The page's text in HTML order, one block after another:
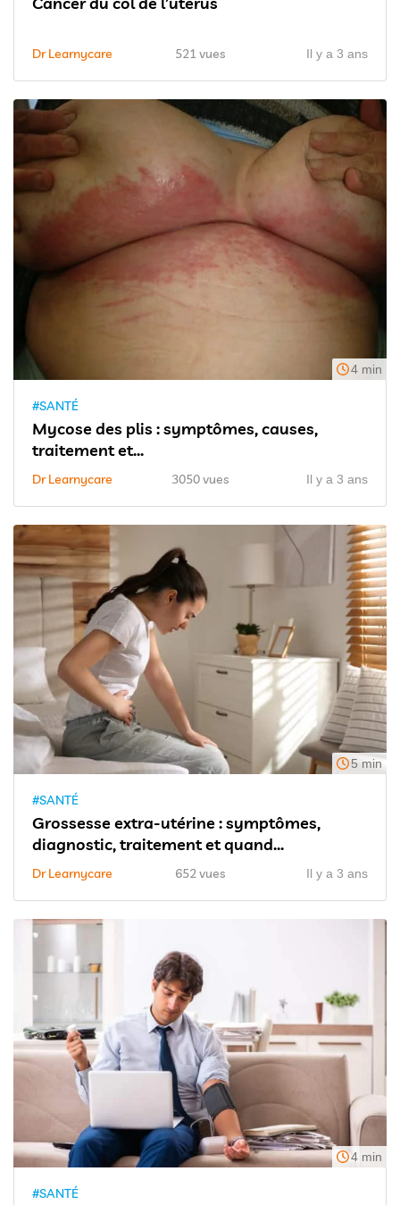
Dr Learnycare 521 vues Il y a 3 ans
4 min
#SANTÉ
Mycose des plis : symptômes, causes,
traitement et...
Dr Learnycare 3050 vues Il y a 3 ans
5 min
#SANTÉ
Grossesse extra-utérine : symptômes,
diagnostic, traitement et quand...
Dr Learnycare 652 vues Il y a 3 ans
4 min
#SANTÉ